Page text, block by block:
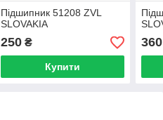
Підшипник 51208 ZVL
SLOVAKIA
250₴
Купити
360